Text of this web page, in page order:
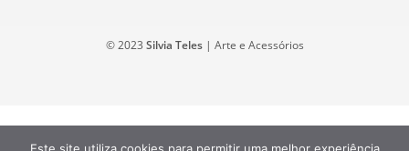
© 2023 Silvia Teles| Arte e Acessórios